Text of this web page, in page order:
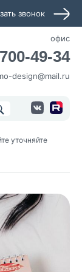
звонок
офис
49-34
design@mail.ru
уточняйте